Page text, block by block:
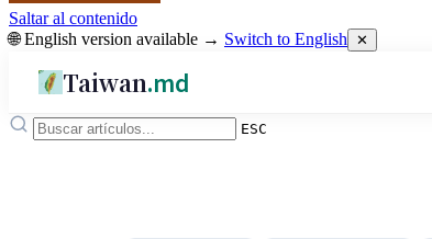
Saltar al contenido
🌐 English version available → Switch to English ✕
Taiwan.md
ESC